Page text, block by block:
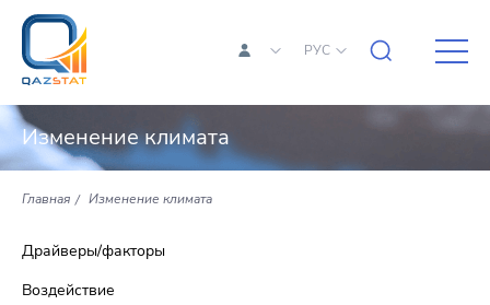
РУС
Изменение климата
Главная Изменение климата
Драйверы/факторы
Воздействие